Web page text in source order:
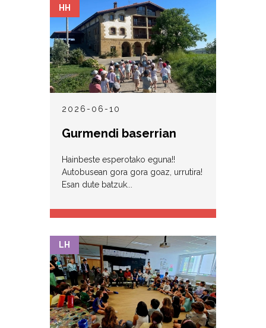
2026-06-10
HH
Gurmendi baserrian
Hainbeste esperotako eguna!!
Autobusean gora gora goaz, urrutira!
Esan dute batzuk...
LH